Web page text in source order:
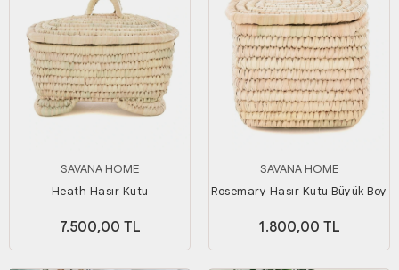
SAVANA HOME
Heath Hasır Kutu
7.500,00 TL
SAVANA HOME
Rosemary Hasır Kutu Büyük Boy
1.800,00 TL